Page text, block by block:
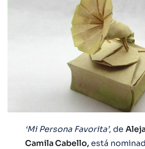
‘Mi Persona Favorita’, de
Camila Cabello,está